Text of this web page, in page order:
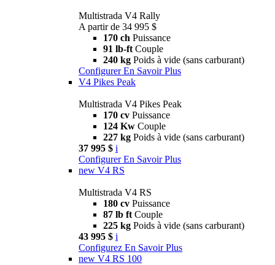
Multistrada V4 Rally
A partir de 34 995 $
170 ch Puissance
91 lb-ft Couple
240 kg Poids à vide (sans carburant)
Configurer En Savoir Plus
V4 Pikes Peak
Multistrada V4 Pikes Peak
170 cv Puissance
124 Kw Couple
227 kg Poids à vide (sans carburant)
37 995 $ i
Configurer En Savoir Plus
new V4 RS
Multistrada V4 RS
180 cv Puissance
87 lb ft Couple
225 kg Poids à vide (sans carburant)
43 995 $ i
Configurez En Savoir Plus
new V4 RS 100